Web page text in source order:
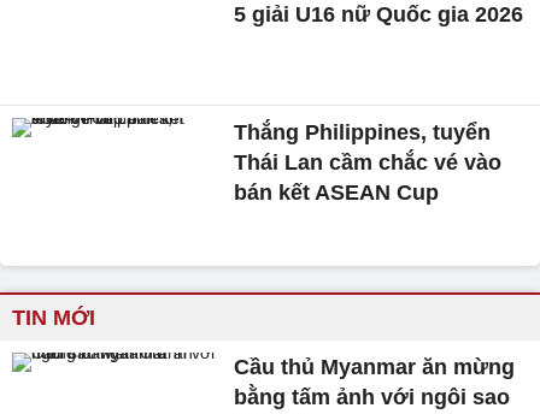
5 giải U16 nữ Quốc gia 2026
Thắng Philippines, tuyển
Thái Lan cầm chắc vé vào
bán kết ASEAN Cup
TIN MỚI
Cầu thủ Myanmar ăn mừng
bằng tấm ảnh với ngôi sao